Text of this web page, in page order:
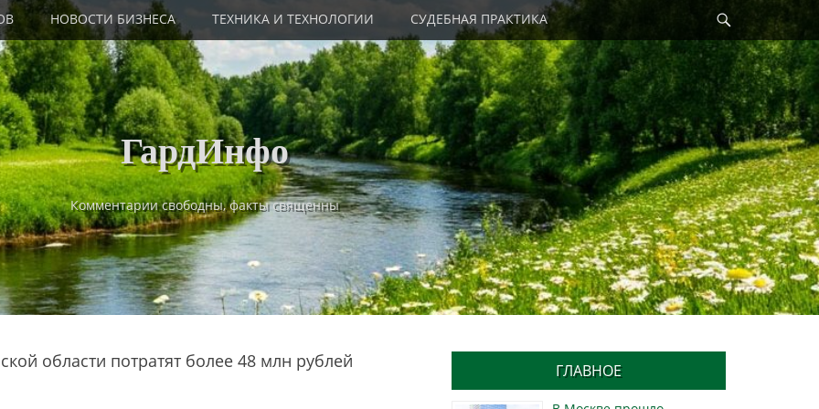
НОВОСТИ БИЗНЕСА ТЕХНИКА И ТЕХНОЛОГИИ СУДЕБНАЯ ПРАКТИКА
ГардИнфо
Комментарии свободны, факты священны
области потратят более 48 млн рублей ГЛАВНОЕ